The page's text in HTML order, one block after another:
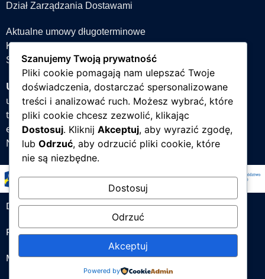
Dział Zarządzania Dostawami
Aktualne umowy długoterminowe
Książka teleadresowa
Strefa projektów
Uniwersytet Śląski w Katowicach
ul. Bankowa 12, 40-007 Katowice
tel. +48 32 359 22 22
e-mail:info@us.edu.pl
NIP: 634-019-71-34
Deklaracja dostępności
Polityka prywatności
Mapa strony
Szanujemy Twoją prywatność
Pliki cookie pomagają nam ulepszać Twoje
doświadczenia, dostarczać spersonalizowane
treści i analizować ruch. Możesz wybrać, które
pliki cookie chcesz zezwolić, klikając
Dostosuj. Kliknij Akceptuj, aby wyrazić zgodę,
lub Odrzuć, aby odrzucić pliki cookie, które
nie są niezbędne.
Dostosuj
Odrzuć
Akceptuj
Powered by